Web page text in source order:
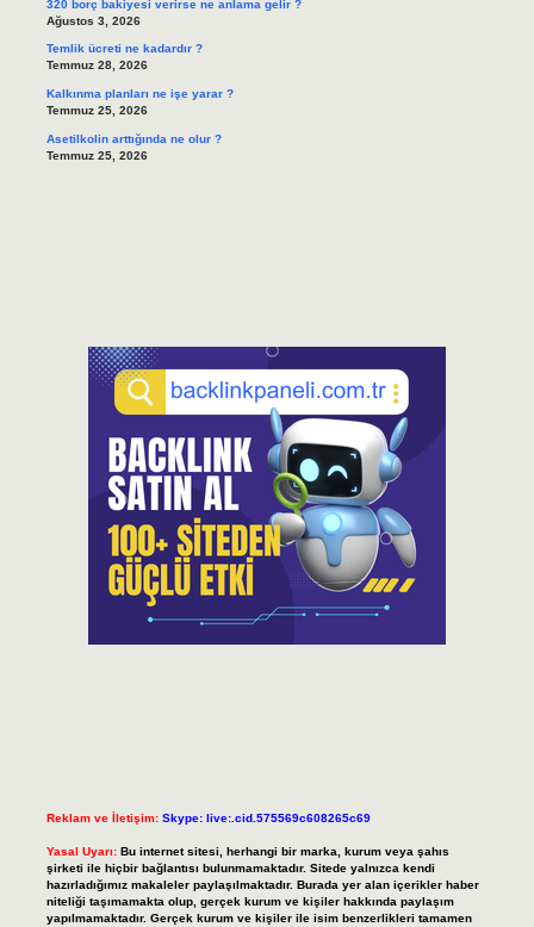
320 borç bakiyesi verirse ne anlama gelir ?
Ağustos 3, 2026
Temlik ücreti ne kadardır ?
Temmuz 28, 2026
Kalkınma planları ne işe yarar ?
Temmuz 25, 2026
Asetilkolin arttığında ne olur ?
Temmuz 25, 2026
Reklam ve İletişim: Skype: live:.cid.575569c608265c69
Yasal Uyarı: Bu internet sitesi, herhangi bir marka, kurum veya şahıs
şirketi ile hiçbir bağlantısı bulunmamaktadır. Sitede yalnızca kendi
hazırladığımız makaleler paylaşılmaktadır. Burada yer alan içerikler haber
niteliği taşımamakta olup, gerçek kurum ve kişiler hakkında paylaşım
yapılmamaktadır. Gerçek kurum ve kişiler ile isim benzerlikleri tamamen